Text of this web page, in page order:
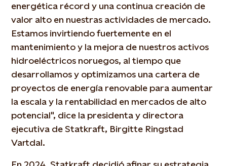
energética récord y una continua creación de
valor alto en nuestras actividades de mercado.
Estamos invirtiendo fuertemente en el
mantenimiento y la mejora de nuestros activos
hidroeléctricos noruegos, al tiempo que
desarrollamos y optimizamos una cartera de
proyectos de energía renovable para aumentar
la escala y la rentabilidad en mercados de alto
potencial", dice la presidenta y directora
ejecutiva de Statkraft, Birgitte Ringstad
Vartdal.